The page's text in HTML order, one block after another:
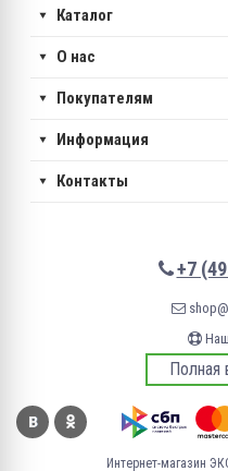
Каталог
О нас
Покупателям
Информация
Контакты
+7
Полная
Интернет-магазин